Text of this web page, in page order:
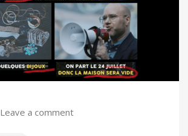
Leave a comment